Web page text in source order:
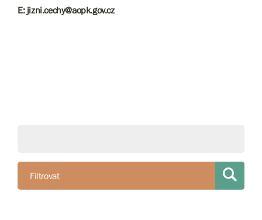
E: jizni.cechy@aopk.gov.cz
Filtrovat